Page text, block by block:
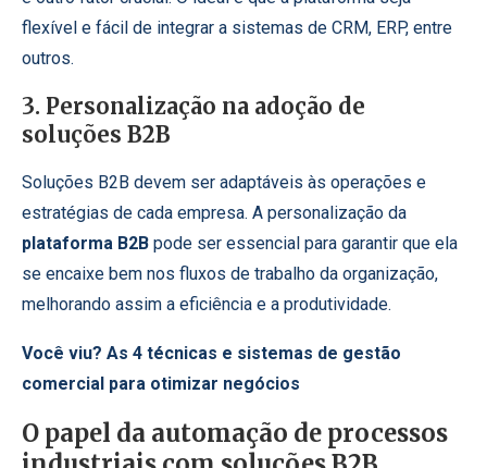
flexível e fácil de integrar a sistemas de CRM, ERP, entre
outros.
3. Personalização na adoção de
soluções B2B
Soluções B2B devem ser adaptáveis às operações e
estratégias de cada empresa. A personalização da
plataforma B2B pode ser essencial para garantir que ela
se encaixe bem nos fluxos de trabalho da organização,
melhorando assim a eficiência e a produtividade.
Você viu? As 4 técnicas e sistemas de gestão
comercial para otimizar negócios
O papel da automação de processos